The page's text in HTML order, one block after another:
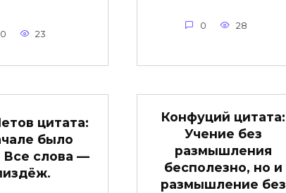
0 23
0 28
цитата:
было
Все слова —
Конфуций цитата:
Учение без
размышления
бесполезно, но и
размышление без